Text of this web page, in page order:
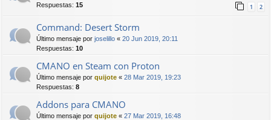
Respuestas: 15 1 2
Command: Desert Storm
Último mensaje por joselillo « 20 Jun 2019, 20:11
Respuestas: 10
CMANO en Steam con Proton
Último mensaje por quijote « 28 Mar 2019, 19:23
Respuestas: 8
Addons para CMANO
Último mensaje por quijote « 27 Mar 2019, 16:48